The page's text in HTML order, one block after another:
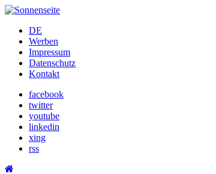
Skip
contentDE
Werben
Impressum
Datenschutz
Kontakt
facebook
twitter
youtube
linkedin
xing
rss